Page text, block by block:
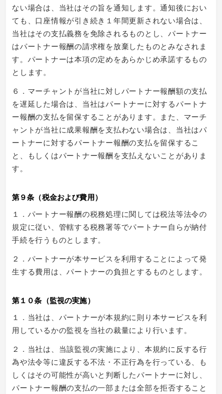
ない場合は、当社はその旨を通知します。通知後におい
ても、口座情報が引き続き１年間更新されない場合は、
当社はその支払義務を免除されるものとし、パートナー
はパートナー報酬の請求権を放棄したものとみなされま
す。パートナーは本項の定めをあらかじめ承諾するもの
とします。
６．マーチャントが当社に対しパートナー報酬額の支払
を遅延した場合は、当社はパートナーに対するパートナ
ー報酬の支払を留保することがあります。また、マーチ
ャントが当社に成果報酬を支払わない場合は、当社はパ
ートナーに対するパートナー報酬の支払を留保するこ
と、もしくはパートナー報酬を支払えないことがありま
す。
第９条（税金および費用）
１．パートナー報酬の税務処理に関しては税法等法令の
規定に従い、管轄する税務署等でパートナー自らが納付
手続を行うものとします。
２．パートナーが本サービスを利用することによって発
生する費用は、パートナーの負担とするものとします。
第１０条（監視の実施）
１．当社は、パートナーが本規約に則り本サービスを利
用しているかの監視を当社の裁量により行います。
２．当社は、当該監視の実施により、本規約に反する行
為や法令等に違反する不法・不正行為を行っている、も
しくはその可能性が高いと判断したパートナーに対し、
パートナー報酬の支払の一部または全部を拒否すること